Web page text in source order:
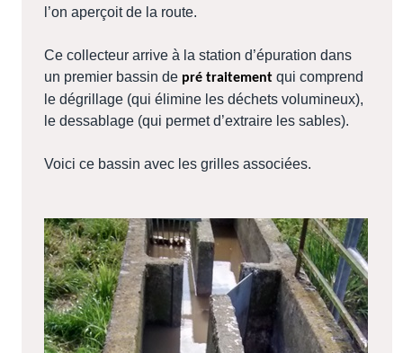
l’on aperçoit de la route.
Ce collecteur arrive à la station d’épuration dans
un premier bassin de pré traitement qui comprend
le dégrillage (qui élimine les déchets volumineux),
le dessablage (qui permet d’extraire les sables).
Voici ce bassin avec les grilles associées.